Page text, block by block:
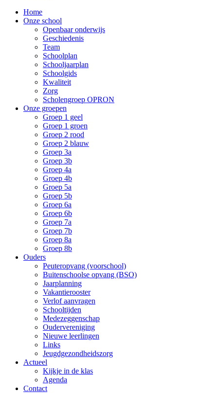
Home
Onze school
Openbaar onderwijs
Geschiedenis
Team
Schoolplan
Schooljaarplan
Schoolgids
Kwaliteit
Zorg
Scholengroep OPRON
Onze groepen
Groep 1 geel
Groep 1 groen
Groep 2 rood
Groep 2 blauw
Groep 3a
Groep 3b
Groep 4a
Groep 4b
Groep 5a
Groep 5b
Groep 6a
Groep 6b
Groep 7a
Groep 7b
Groep 8a
Groep 8b
Ouders
Peuteropvang (voorschool)
Buitenschoolse opvang (BSO)
Jaarplanning
Vakantierooster
Verlof aanvragen
Schooltijden
Medezeggenschap
Oudervereniging
Nieuwe leerlingen
Links
Jeugdgezondheidszorg
Actueel
Kijkje in de klas
Agenda
Contact